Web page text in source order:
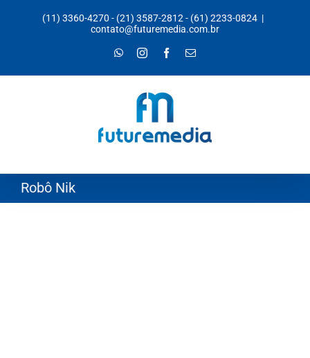
(11) 3360-4270 - (21) 3587-2812- (61) 2233-0824 |
contato@futuremedia.com.br
WhatsAppInstagramFacebook
E-
Robô Nik